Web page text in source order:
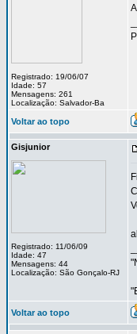
Registrado: 19/06/07
Idade: 57
Mensagens: 261
Localização: Salvador-Ba
Voltar ao topo
Gisjunior
Registrado: 11/06/09
Idade: 47
Mensagens: 44
Localização: São Gonçalo-RJ
Voltar ao topo